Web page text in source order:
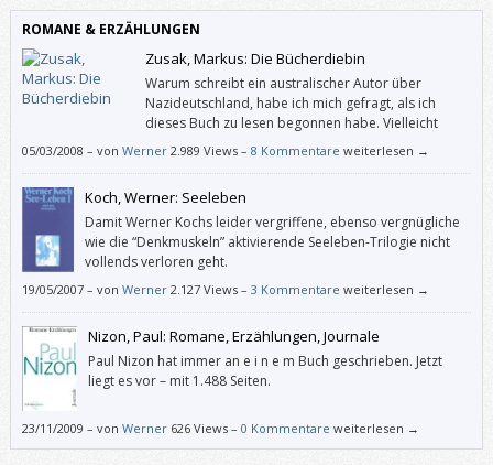
ROMANE & ERZÄHLUNGEN
Zusak, Markus: Die Bücherdiebin
Warum schreibt ein australischer Autor über
Nazideutschland, habe ich mich gefragt, als ich
dieses Buch zu lesen begonnen habe. Vielleicht
sollte man also wissen, dass Markus Zusaks Mutter
Judenverfolgung im Zweiten Weltkrieg erzählt haben.
05/03/2008 – von Werner 2.989 Views – 8 Kommentare weiterlesen →
Koch, Werner: Seeleben
Damit Werner Kochs leider vergriffene, ebenso vergnügliche
wie die “Denkmuskeln” aktivierende Seeleben-Trilogie nicht
vollends verloren geht.
19/05/2007– von Werner 2.127 Views – 3 Kommentare weiterlesen →
Nizon, Paul: Romane, Erzählungen, Journale
Paul Nizon hat immer an e i n e m Buch geschrieben. Jetzt
liegt es vor – mit 1.488 Seiten.
23/11/2009 – von Werner 626 Views – 0 Kommentare weiterlesen →